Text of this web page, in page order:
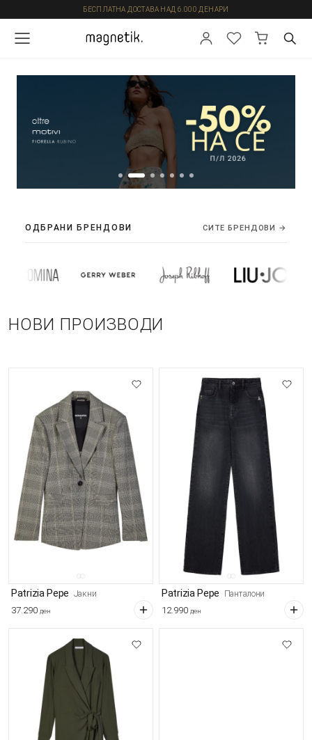
БЕСПЛАТНА ДОСТАВА НАД 6.000 ДЕНАРИ
ОДБРАНИ БРЕНДОВИ СИТЕ БРЕНДОВИ →
НОВИ ПРОИЗВОДИ
Patrizia Pepe Јакни
37.290 ден
Patrizia Pepe Панталони
12.990 ден